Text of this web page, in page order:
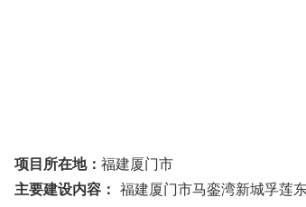
项目所在地： 福建厦门市
主要建设内容： 福建厦门市马銮湾新城孚莲